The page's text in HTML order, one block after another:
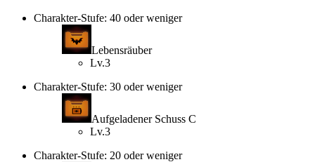
Charakter-Stufe: 40 oder weniger
Lebensräuber
Lv.3
Charakter-Stufe: 30 oder weniger
Aufgeladener Schuss C
Lv.3
Charakter-Stufe: 20 oder weniger